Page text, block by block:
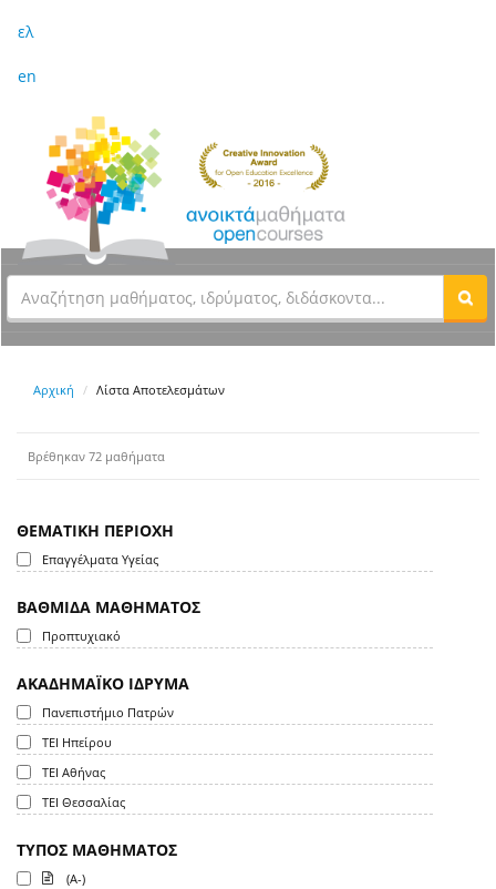
ελ
en
Αρχική Λίστα Αποτελεσμάτων
Βρέθηκαν 72 μαθήματα
ΘΕΜΑΤΙΚΗ ΠΕΡΙΟΧΗ
Επαγγέλματα Υγείας
ΒΑΘΜΙΔΑ ΜΑΘΗΜΑΤΟΣ
Προπτυχιακό
ΑΚΑΔΗΜΑΪΚΟ ΙΔΡΥΜΑ
Πανεπιστήμιο Πατρών
ΤΕΙ Ηπείρου
ΤΕΙ Αθήνας
ΤΕΙ Θεσσαλίας
ΤΥΠΟΣ ΜΑΘΗΜΑΤΟΣ
(A-)